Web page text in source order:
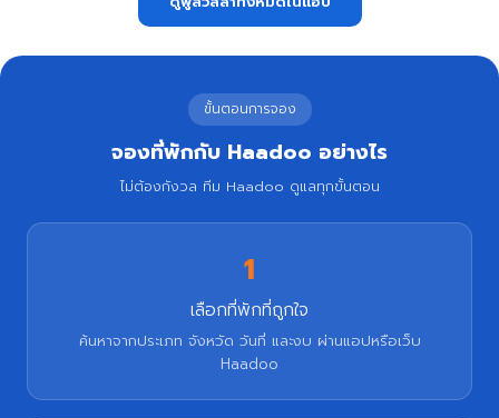
ขั้นตอนการจอง
จองที่พักกับ Haadoo อย่างไร
ไม่ต้องกังวล ทีม Haadoo ดูแลทุกขั้นตอน
1
เลือกที่พักที่ถูกใจ
ค้นหาจากประเภท จังหวัด วันที่ และงบ ผ่านแอปหรือเว็บ
Haadoo